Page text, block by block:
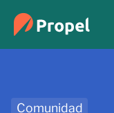
Comunidad